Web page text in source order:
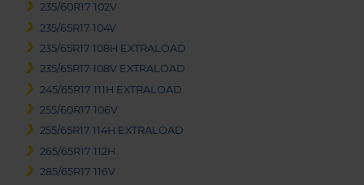
235/60R17 102V
235/65R17 104V
235/65R17 108H EXTRALOAD
235/65R17 108V EXTRALOAD
245/65R17 111H EXTRALOAD
255/60R17 106V
255/65R17 114H EXTRALOAD
265/65R17 112H
285/65R17 116V